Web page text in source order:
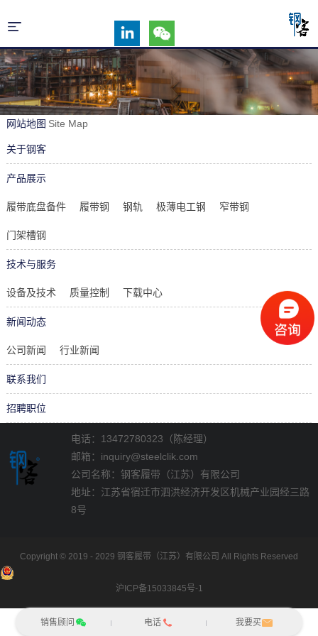
网站地图 Site Map
关于钢客
产品展示
履带底盘备件 履带钢 钢轨 极薄电工钢 窄带钢
门架槽钢
技术与服务
设备及技术 质量控制 下载中心
新闻动态
公司新闻 行业新闻
联系我们
招聘职位
电话：13472780323（陈经理）
邮箱：inquiry@steelclik.com
公司名称：钢客履带（江苏）有限公司
地址：江苏省宿迁市泗洪经济开发区机械产业园经三路
8号
Copyright © 2019 - 2029 钢客履带（江苏）有限公司 All Rights Reserved
沪ICP备15033845号-1
销售顾问 电话 我要买